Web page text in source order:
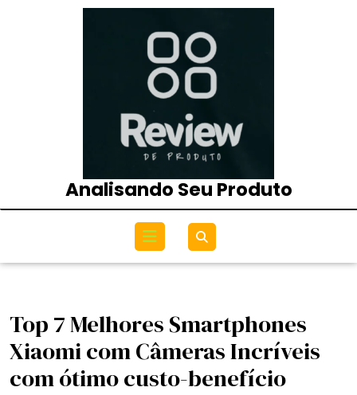
Analisando Seu Produto
Open
Menu
Top 7 Melhores Smartphones
Xiaomi com Câmeras Incríveis
com ótimo custo-benefício